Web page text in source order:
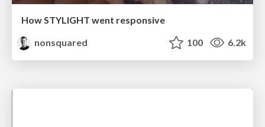
How STYLIGHT went responsive
nonsquared
100 6.2k